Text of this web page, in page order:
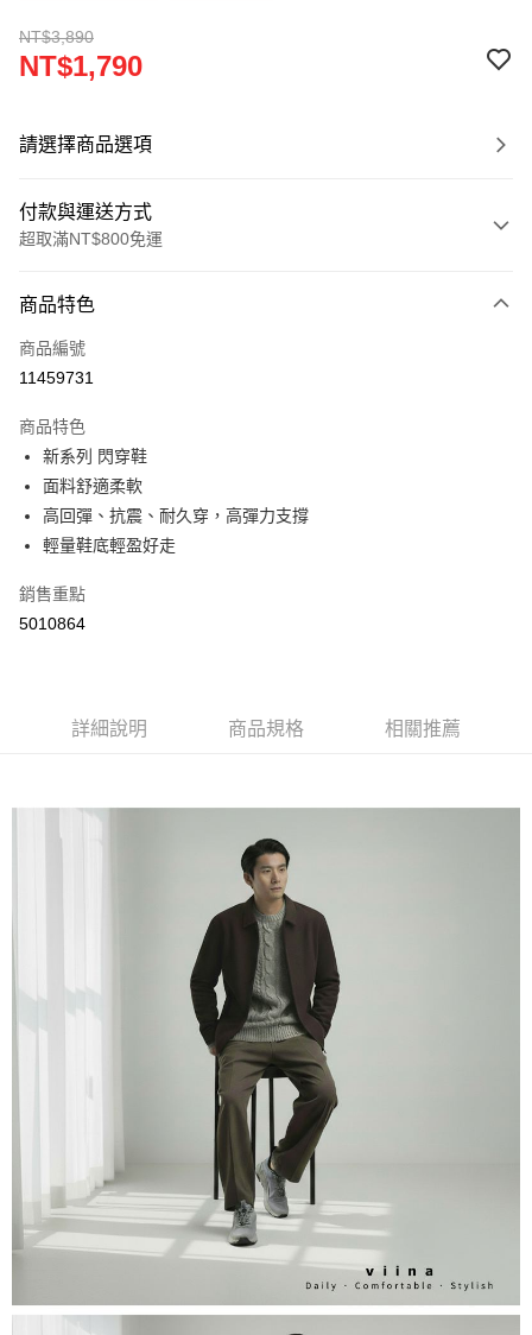
NT$3,890
NT$1,790
請選擇商品選項
付款與運送方式
超取滿NT$800免運
信用卡一次付款
超商取貨付款
Apple Pay
街口支付
悠遊付
Google Pay
AFTEE先享後付
便利好安心！
１．於結帳方式選擇「AFTEE先享後付」後，將跳轉至「AFTEE先享後付」
結帳頁面，進行簡訊認證並確認金額後，即可完成結帳。
２．訂單成立數日內，您將收到繳費通知簡訊。
３．收到繳費通知簡訊後14天內，點擊此簡訊中的連結，可透過四大超商／
ATM／網路銀行／等多元方式進行付款，方視為交易完成。
※ 請注意：結帳手續完成當下不需立刻繳費，但若您需要取消訂單，請聯絡
購買商品的店家。未經商家同意取消之訂單仍視為有效，需透過AFTEE先享
※ 交易是否成功請以「AFTEE先享後付 」之結帳頁面顯示為準，若有關於
是否繳費成功／繳費後需取消欲退款等相關疑問，請聯繫「AFTEE先享後付
https://netprotections.freshdesk.com/support/home
１．透過由恩沛科技股份有限公司提供之「AFTEE先享後付」服務完成之交
易，需依本服務之必要範圍內提供個人資料，並將交易相關給付款項請求債
權轉讓予恩沛科技股份有限公司。
２．關於個人資料處理事宜，請瀏覽以下網址：
https://aftee.tw/terms/#terms3
３．未成年的使用者請事先徵得法定代理人或監護人之同意方可使用
「AFTEE先享後付」，若未經同意申辦者引起之損失，本公司不負相關責
４．使用「AFTEE先享後付」時，將依據個別帳號之用戶狀況，依本公司即
每筆NT$60，滿NT$800(含以上)免運費
每筆NT$60，滿NT$800(含以上)免運費
每筆NT$60，滿NT$800(含以上)免運費
每筆NT$60，滿NT$800(含以上)免運費
每筆NT$255
國際配送
商品特色
商品編號
11459731
商品特色
新系列 閃穿鞋
面料舒適柔軟
高回彈、抗震、耐久穿，高彈力支撐
輕量鞋底輕盈好走
銷售重點
5010864
詳細說明 商品規格 相關推薦